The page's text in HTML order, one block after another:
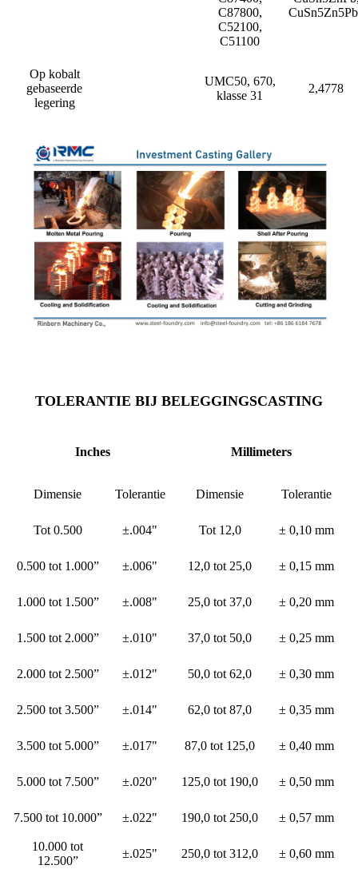
C87800,
C52100,
C51100
Op kobalt
gebaseerde
legering
UMC50, 670,
klasse 31
2,4778
TOLERANTIE BIJ BELEGGINGSCASTING
Inches Millimeters
Dimensie Tolerantie Dimensie Tolerantie
Tot 0.500 ±.004" Tot 12,0 ± 0,10 mm
0.500 tot 1.000” ±.006" 12,0 tot 25,0 ± 0,15 mm
1.000 tot 1.500” ±.008" 25,0 tot 37,0 ± 0,20 mm
1.500 tot 2.000” ±.010" 37,0 tot 50,0 ± 0,25 mm
2.000 tot 2.500” ±.012" 50,0 tot 62,0 ± 0,30 mm
2.500 tot 3.500” ±.014" 62,0 tot 87,0 ± 0,35 mm
3.500 tot 5.000” ±.017" 87,0 tot 125,0 ± 0,40 mm
5.000 tot 7.500” ±.020" 125,0 tot 190,0 ± 0,50 mm
7.500 tot 10.000” ±.022" 190,0 tot 250,0 ± 0,57 mm
10.000 tot
12.500”
±.025" 250,0 tot 312,0 ± 0,60 mm